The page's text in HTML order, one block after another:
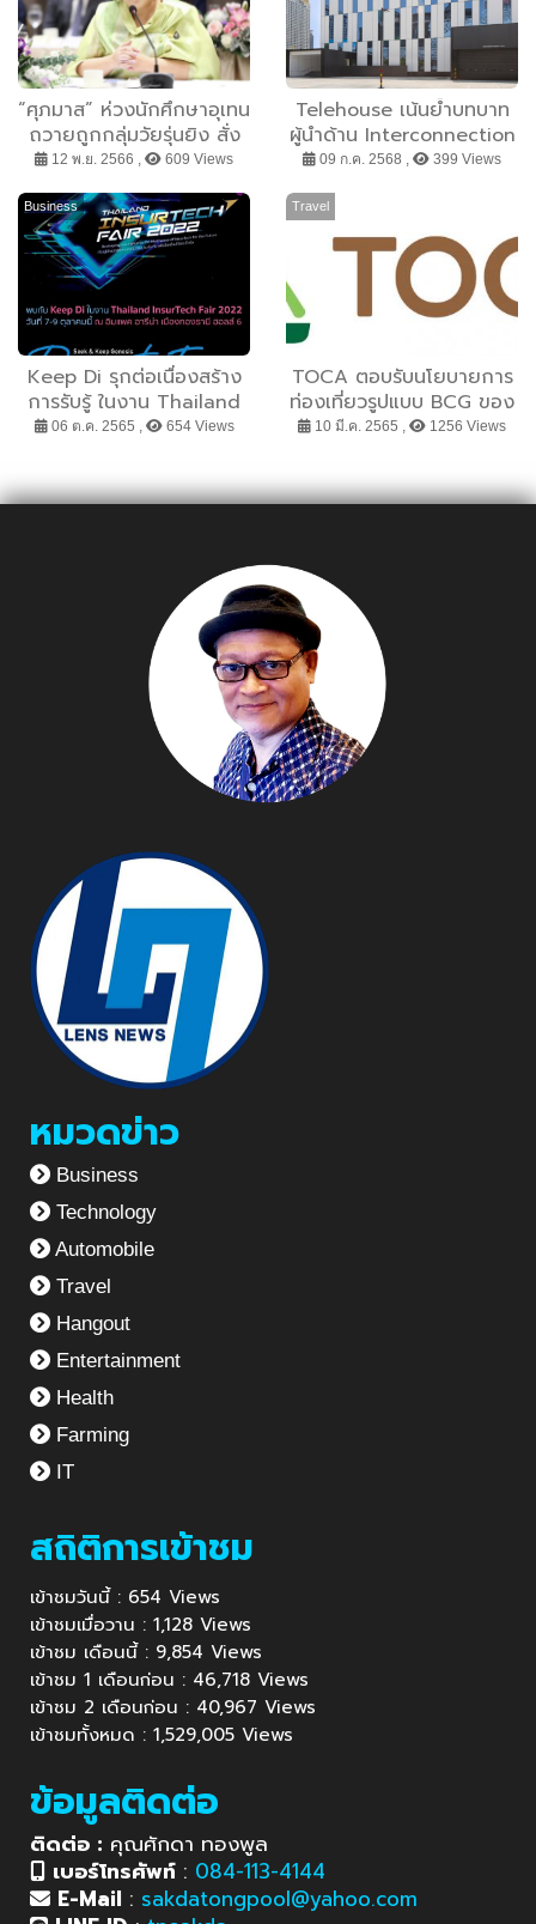
“ศุภมาส” ห่วงนักศึกษาอุเทน
ถวายถูกกลุ่มวัยรุ่นยิง สั่ง
ปลัดกระทรวง อว.ตรวจสอบ
ข้อเท็จจริง หาทางป้องกันไม่
ให้เกิดเหตุซ้ำรอย
12 พ.ย. 2566 , 609 Views
Telehouse เน้นย้ำบทบาท
ผู้นำด้าน Interconnection
ท่ามกลางการขยายตัวของ
ตลาด Data Center
09 ก.ค. 2568 , 399 Views
Business
Keep Di รุกต่อเนื่องสร้าง
การรับรู้ ในงาน Thailand
InsurTech Fair 2022
06 ต.ค. 2565 , 654 Views
Travel
TOCA ตอบรับนโยบายการ
ท่องเที่ยวรูปแบบ BCG ของ
ททท. นำระบบ Earth Points
10 มี.ค. 2565 , 1256 Views
หมวดข่าว
Business
Technology
Automobile
Travel
Hangout
Entertainment
Health
Farming
IT
สถิติการเข้าชม
เข้าชมวันนี้ : 654 Views
เข้าชมเมื่อวาน : 1,128 Views
เข้าชม เดือนนี้ : 9,854 Views
เข้าชม 1 เดือนก่อน : 46,718 Views
เข้าชม 2 เดือนก่อน : 40,967 Views
เข้าชมทั้งหมด : 1,529,005 Views
ข้อมูลติดต่อ
ติดต่อ : คุณศักดา ทองพูล
เบอร์โทรศัพท์ : 084-113-4144
E-Mail : sakdatongpool@yahoo.com